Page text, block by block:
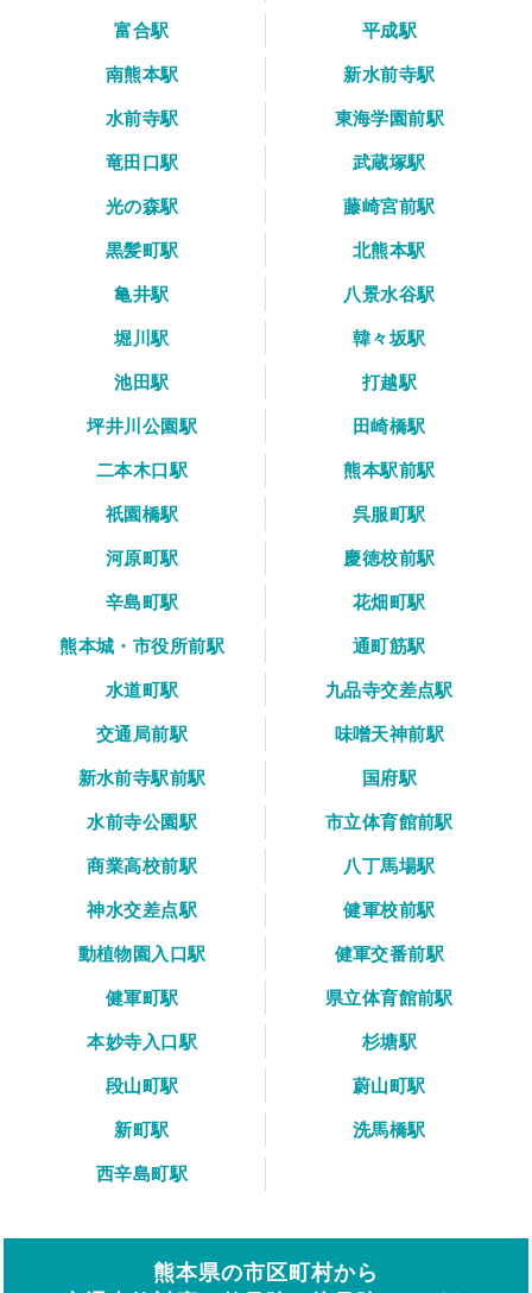
富合駅
平成駅
南熊本駅
新水前寺駅
水前寺駅
東海学園前駅
竜田口駅
武蔵塚駅
光の森駅
藤崎宮前駅
黒髪町駅
北熊本駅
亀井駅
八景水谷駅
堀川駅
韓々坂駅
池田駅
打越駅
坪井川公園駅
田崎橋駅
二本木口駅
熊本駅前駅
祇園橋駅
呉服町駅
河原町駅
慶徳校前駅
辛島町駅
花畑町駅
熊本城・市役所前駅
通町筋駅
水道町駅
九品寺交差点駅
交通局前駅
味噌天神前駅
新水前寺駅前駅
国府駅
水前寺公園駅
市立体育館前駅
商業高校前駅
八丁馬場駅
神水交差点駅
健軍校前駅
動植物園入口駅
健軍交番前駅
健軍町駅
県立体育館前駅
本妙寺入口駅
杉塘駅
段山町駅
蔚山町駅
新町駅
洗馬橋駅
西辛島町駅
熊本県の市区町村から